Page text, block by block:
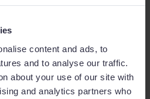
content and ads, to
and to analyse our traffic.
about your use of our site with
and analytics partners who